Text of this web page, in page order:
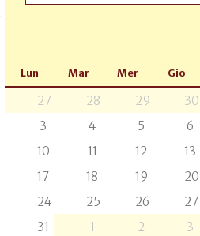
Lun Mar Mer Gio
27 28 29 30
3
4 5 6
10
11 12 13
17
18 19 20
24
25 26 27
31
1 2 3